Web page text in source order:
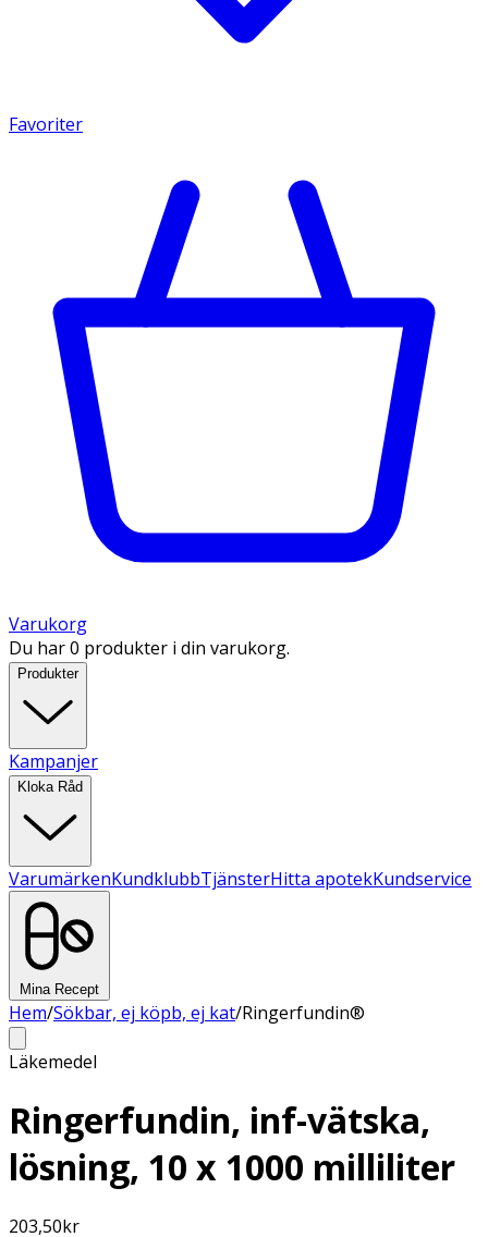
Favoriter
Varukorg
Du har 0 produkter i din varukorg.
Produkter
Kampanjer
Kloka Råd
VarumärkenKundklubbTjänsterHitta apotekKundservice
Mina Recept
Hem/Sökbar, ej köpb, ej kat/Ringerfundin®
Läkemedel
Ringerfundin, inf-vätska,
lösning, 10 x 1000 milliliter
203,50kr